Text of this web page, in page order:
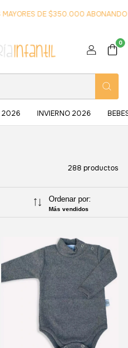
DE $350.000 ABONANDO EN
0
2026 INVIERNO 2026
288 productos
Ordenar por:
Más vendidos